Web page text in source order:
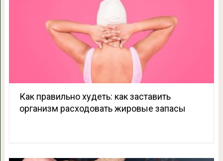
Как правильно худеть: как заставить
организм расходовать жировые запасы